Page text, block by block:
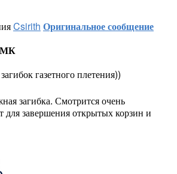
Csirith Оригинальное сообщение
МК
газетного плетения))
загибка. Смотрится очень
завершения открытых корзин и